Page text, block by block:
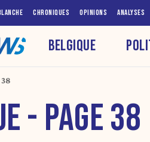
CHRONIQUES OPINIONS ANALYSES
BELGIQUE
38
- PAGE 38